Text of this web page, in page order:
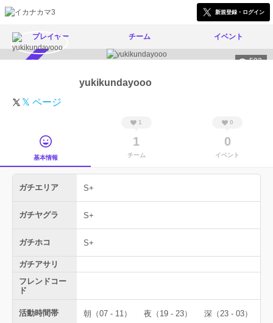
新規登録・ログイン
プレイヤー チーム イベント
502
yukikundayooo
𝕏 ページ
基本情報
1
1
チーム
0
0
イベント
ガチエリア S+
ガチヤグラ S+
ガチホコ S+
ガチアサリ
フレンドコー
ド
活動時間帯 朝（07 - 11） 夜（19 - 23） 深（23 - 03）